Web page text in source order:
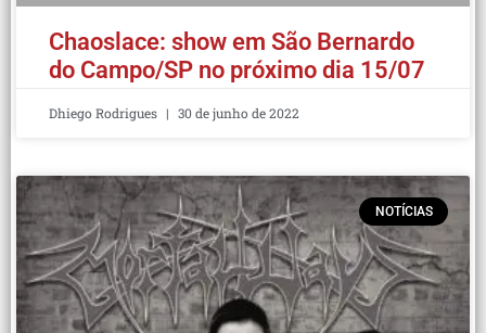
Chaoslace: show em São Bernardo
do Campo/SP no próximo dia 15/07
Dhiego Rodrigues 30 de junho de 2022
NOTÍCIAS